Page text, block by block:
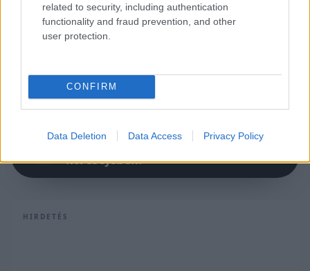
related to security, including authentication
functionality and fraud prevention, and other
user protection.
CONFIRM
Data Deletion Data Access Privacy Policy
Itt állíthatod be, hogy a Racingline
cikkeit az elsők között lásd a Google
keresőjében.
HIRDETÉS